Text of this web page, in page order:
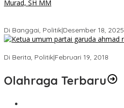
Di Banggai, Politik|Desember 18, 2025
Di Berita, Politik|Februari 19, 2018
Olahraga Terbaru